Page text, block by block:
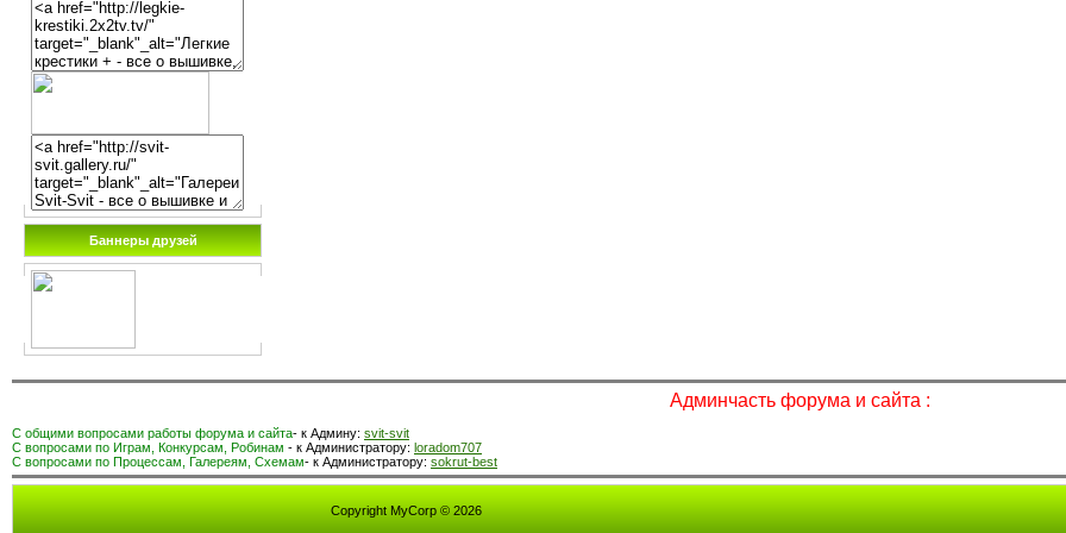
Баннеры друзей
Админчасть форума и сайта :
С общими вопросами работы форума и сайта- к Админу: svit-svit
С вопросами по Играм, Конкурсам, Робинам - к Администратору: loradom707
С вопросами по Процессам, Галереям, Схемам- к Администратору: sokrut-best
Copyright MyCorp © 2026